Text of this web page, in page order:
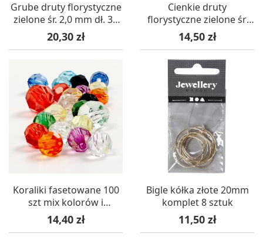
Grube druty florystyczne
zielone śr. 2,0 mm dł. 30
cm, 20 sztuk
Cena
20,30 zł
Cienkie druty
florystyczne zielone śr.
0,6 mm dł. 30 cm, 20
sztuk
Cena
14,50 zł
Koraliki fasetowane 100
szt mix kolorów i
rozmiarów
Cena
14,40 zł
Bigle kółka złote 20mm
komplet 8 sztuk
Cena
11,50 zł